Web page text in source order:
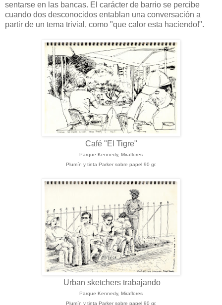
sentarse en las bancas. El carácter de barrio se percibe
cuando dos desconocidos entablan una conversación a
partir de un tema trivial, como "que calor esta haciendo!".
Café "El Tigre"
Parque Kennedy, Miraflores
Plumín y tinta Parker sobre papel 90 gr.
Urban sketchers trabajando
Parque Kennedy, Miraflores
Plumín y tinta Parker sobre papel 90 gr.